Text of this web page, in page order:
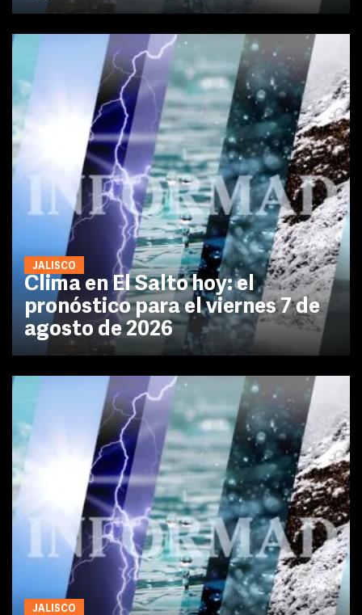
JALISCO
Clima en El Salto hoy: el
pronóstico para el viernes 7 de
agosto de 2026
JALISCO